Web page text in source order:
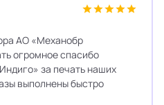
АО «Механобр
огромное спасибо
за печать наших
выполнены быстро